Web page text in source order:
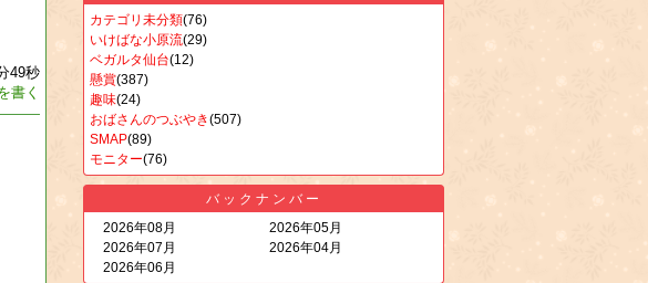
49秒
書く
カテゴリ未分類(76)
いけばな小原流(29)
ベガルタ仙台(12)
懸賞(387)
趣味(24)
おばさんのつぶやき(507)
SMAP(89)
モニター(76)
バックナンバー
2026年08月
2026年07月
2026年06月
2026年05月
2026年04月